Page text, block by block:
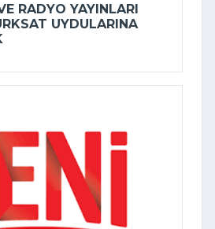
RADYO YAYINLARI
UYDULARINA